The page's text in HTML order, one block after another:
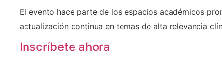
El evento hace parte de los espacios académicos
actualización continua en temas de alta relevancia
Inscríbete ahora